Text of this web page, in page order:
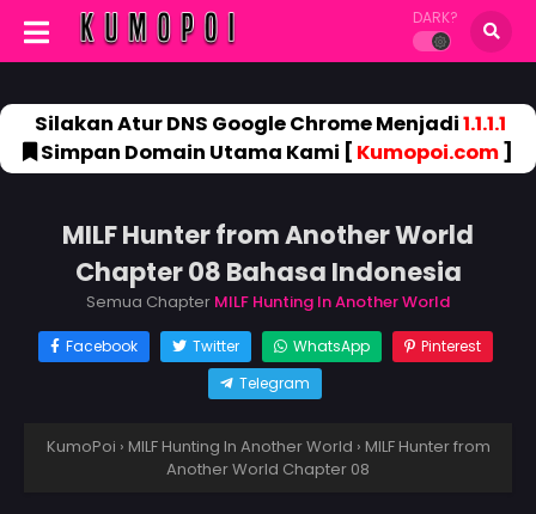
DARK?
Silakan Atur DNS Google Chrome Menjadi1.1.1.1
Simpan Domain Utama Kami [ Kumopoi.com]
MILF Hunter from Another World
Chapter 08 Bahasa Indonesia
Semua Chapter MILF Hunting In Another World
Facebook Twitter WhatsApp
Pinterest
Telegram
KumoPoi › MILF Hunting In Another World › MILF Hunter from
Another World Chapter 08